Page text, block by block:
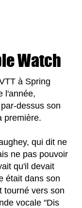
Watch
à Spring
l'année,
dessus son
première.
qui dit ne
ne pas pouvoir
qu'il devait
était dans son
tourné vers son
vocale "Dis